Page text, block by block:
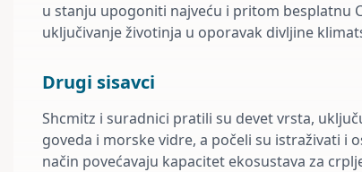
u stanju upogoniti najveću i pritom besplatnu
uključivanje životinja u oporavak divljine
Drugi sisavci
Shcmitz i suradnici pratili su devet vrsta,
goveda i morske vidre, a počeli su istraživati ​​i
način povećavaju kapacitet ekosustava za